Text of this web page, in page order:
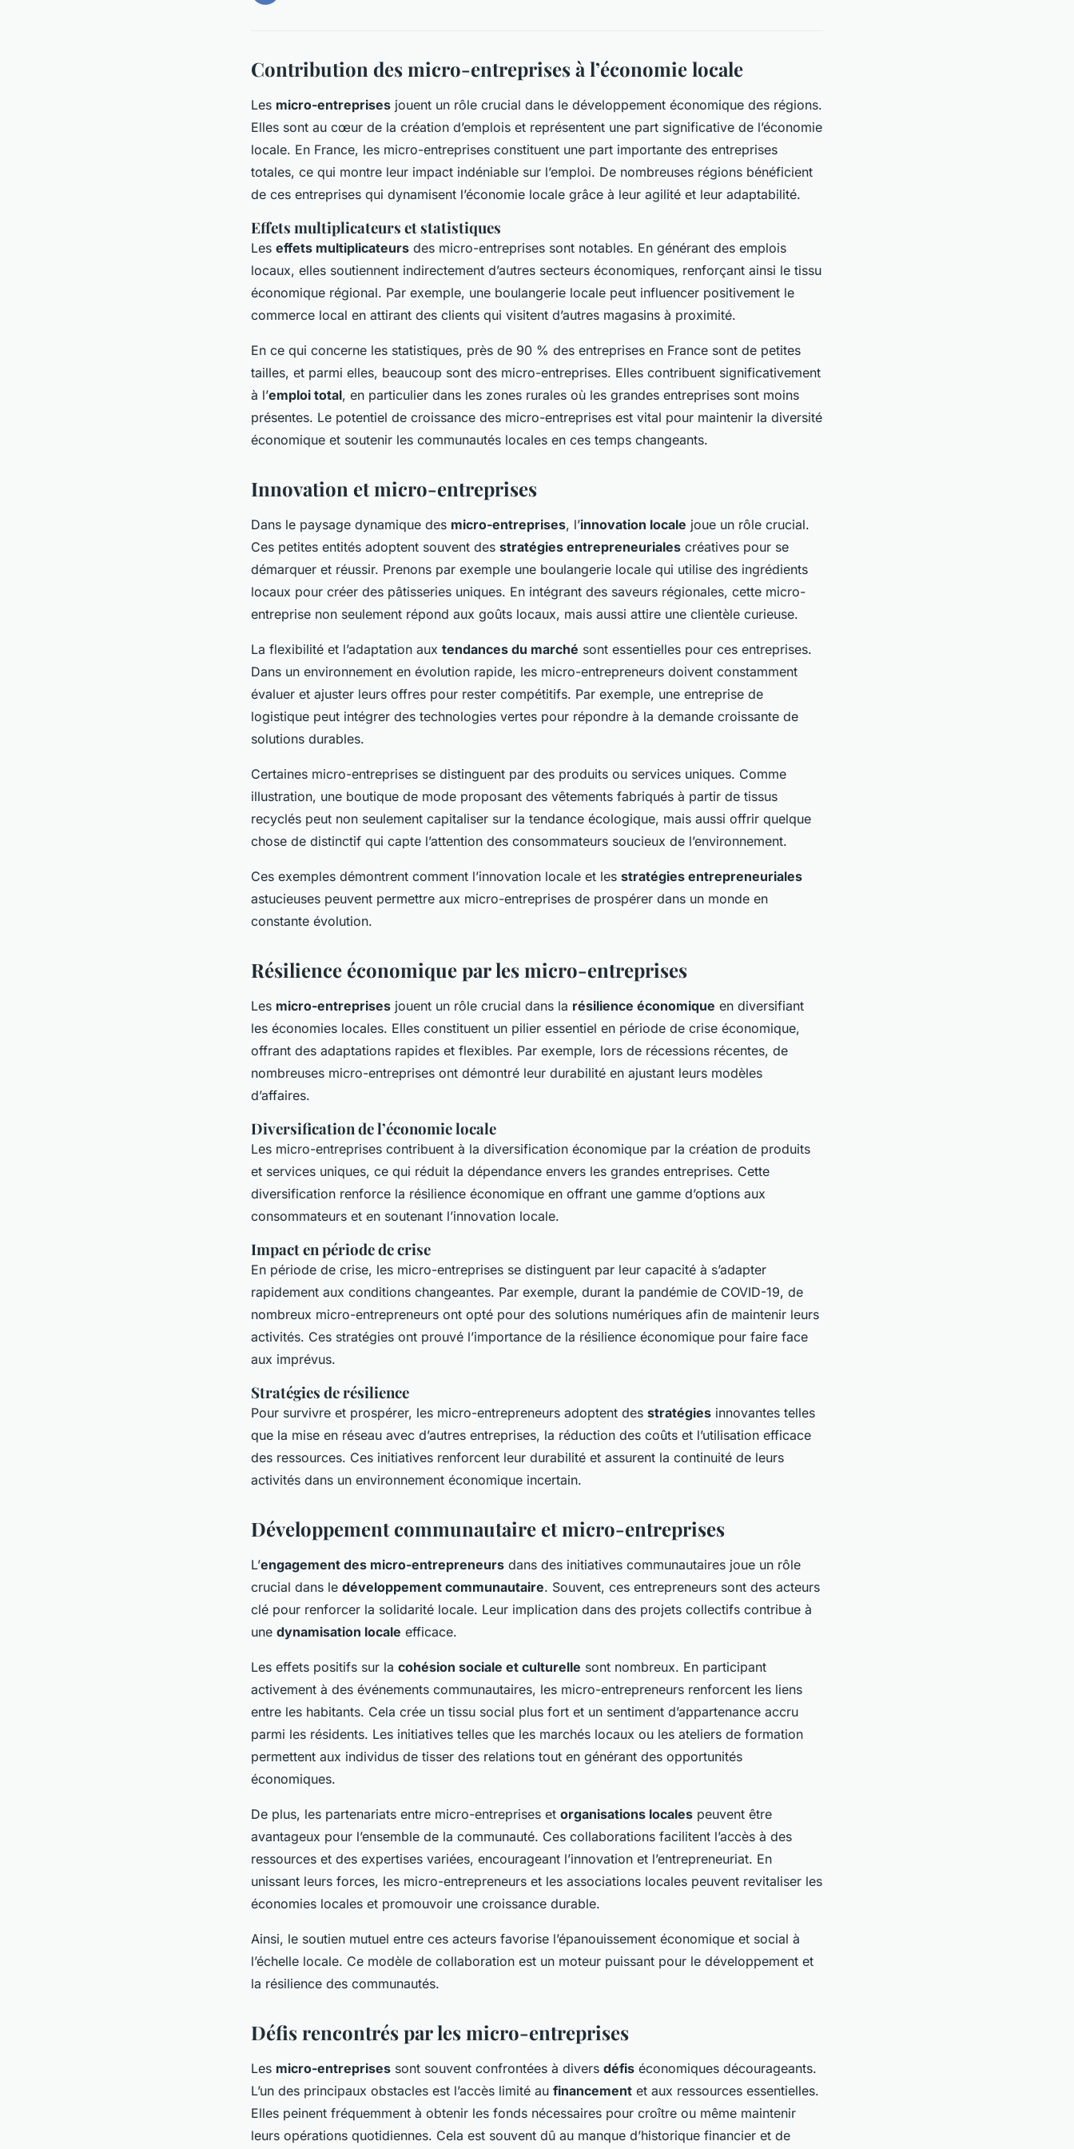
Contribution des micro-entreprises à l’économie locale
Les micro-entreprises jouent un rôle crucial dans le développement économique des régions.
Elles sont au cœur de la création d’emplois et représentent une part significative de l’économie
locale. En France, les micro-entreprises constituent une part importante des entreprises
totales, ce qui montre leur impact indéniable sur l’emploi. De nombreuses régions bénéficient
de ces entreprises qui dynamisent l’économie locale grâce à leur agilité et leur adaptabilité.
Effets multiplicateurs et statistiques
Les effets multiplicateurs des micro-entreprises sont notables. En générant des emplois
locaux, elles soutiennent indirectement d’autres secteurs économiques, renforçant ainsi le tissu
économique régional. Par exemple, une boulangerie locale peut influencer positivement le
commerce local en attirant des clients qui visitent d’autres magasins à proximité.
En ce qui concerne les statistiques, près de 90 % des entreprises en France sont de petites
tailles, et parmi elles, beaucoup sont des micro-entreprises. Elles contribuent significativement
à l’emploi total, en particulier dans les zones rurales où les grandes entreprises sont moins
présentes. Le potentiel de croissance des micro-entreprises est vital pour maintenir la diversité
économique et soutenir les communautés locales en ces temps changeants.
Innovation et micro-entreprises
Dans le paysage dynamique des micro-entreprises, l’innovation locale joue un rôle crucial.
Ces petites entités adoptent souvent des stratégies entrepreneuriales créatives pour se
démarquer et réussir. Prenons par exemple une boulangerie locale qui utilise des ingrédients
locaux pour créer des pâtisseries uniques. En intégrant des saveurs régionales, cette micro-
entreprise non seulement répond aux goûts locaux, mais aussi attire une clientèle curieuse.
La flexibilité et l’adaptation aux tendances du marché sont essentielles pour ces entreprises.
Dans un environnement en évolution rapide, les micro-entrepreneurs doivent constamment
évaluer et ajuster leurs offres pour rester compétitifs. Par exemple, une entreprise de
logistique peut intégrer des technologies vertes pour répondre à la demande croissante de
solutions durables.
Certaines micro-entreprises se distinguent par des produits ou services uniques. Comme
illustration, une boutique de mode proposant des vêtements fabriqués à partir de tissus
recyclés peut non seulement capitaliser sur la tendance écologique, mais aussi offrir quelque
chose de distinctif qui capte l’attention des consommateurs soucieux de l’environnement.
Ces exemples démontrent comment l’innovation locale et les stratégies entrepreneuriales
astucieuses peuvent permettre aux micro-entreprises de prospérer dans un monde en
constante évolution.
Résilience économique par les micro-entreprises
Les micro-entreprises jouent un rôle crucial dans la résilience économique en diversifiant
les économies locales. Elles constituent un pilier essentiel en période de crise économique,
offrant des adaptations rapides et flexibles. Par exemple, lors de récessions récentes, de
nombreuses micro-entreprises ont démontré leur durabilité en ajustant leurs modèles
d’affaires.
Diversification de l’économie locale
Les micro-entreprises contribuent à la diversification économique par la création de produits
et services uniques, ce qui réduit la dépendance envers les grandes entreprises. Cette
diversification renforce la résilience économique en offrant une gamme d’options aux
consommateurs et en soutenant l’innovation locale.
Impact en période de crise
En période de crise, les micro-entreprises se distinguent par leur capacité à s’adapter
rapidement aux conditions changeantes. Par exemple, durant la pandémie de COVID-19, de
nombreux micro-entrepreneurs ont opté pour des solutions numériques afin de maintenir leurs
activités. Ces stratégies ont prouvé l’importance de la résilience économique pour faire face
aux imprévus.
Stratégies de résilience
Pour survivre et prospérer, les micro-entrepreneurs adoptent des stratégies innovantes telles
que la mise en réseau avec d’autres entreprises, la réduction des coûts et l’utilisation efficace
des ressources. Ces initiatives renforcent leur durabilité et assurent la continuité de leurs
activités dans un environnement économique incertain.
Développement communautaire et micro-entreprises
L’engagement des micro-entrepreneurs dans des initiatives communautaires joue un rôle
crucial dans le développement communautaire. Souvent, ces entrepreneurs sont des acteurs
clé pour renforcer la solidarité locale. Leur implication dans des projets collectifs contribue à
une dynamisation locale efficace.
Les effets positifs sur la cohésion sociale et culturelle sont nombreux. En participant
activement à des événements communautaires, les micro-entrepreneurs renforcent les liens
entre les habitants. Cela crée un tissu social plus fort et un sentiment d’appartenance accru
parmi les résidents. Les initiatives telles que les marchés locaux ou les ateliers de formation
permettent aux individus de tisser des relations tout en générant des opportunités
économiques.
De plus, les partenariats entre micro-entreprises et organisations locales peuvent être
avantageux pour l’ensemble de la communauté. Ces collaborations facilitent l’accès à des
ressources et des expertises variées, encourageant l’innovation et l’entrepreneuriat. En
unissant leurs forces, les micro-entrepreneurs et les associations locales peuvent revitaliser les
économies locales et promouvoir une croissance durable.
Ainsi, le soutien mutuel entre ces acteurs favorise l’épanouissement économique et social à
l’échelle locale. Ce modèle de collaboration est un moteur puissant pour le développement et
la résilience des communautés.
Défis rencontrés par les micro-entreprises
Les micro-entreprises sont souvent confrontées à divers défis économiques décourageants.
L’un des principaux obstacles est l’accès limité au financement et aux ressources essentielles.
Elles peinent fréquemment à obtenir les fonds nécessaires pour croître ou même maintenir
leurs opérations quotidiennes. Cela est souvent dû au manque d’historique financier et de